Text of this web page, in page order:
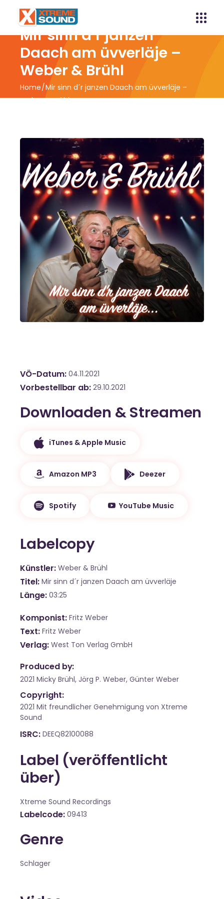
Mir sinn d´r janzen
Daach am üvverläje –
Weber & Brühl
Home Mir sinn d´r janzen Daach am üvverläje –
Weber & Brühl
VÖ-Datum 04.11.2021
Vorbestellbar ab 29.10.2021
Downloaden & Streamen
iTunes & Apple Music
Amazon MP3 Deezer
Spotify YouTube Music
Labelcopy
Künstler Weber & Brühl
Titel Mir sinn d´r janzen Daach am üvverläje
Länge 03:25
Komponist Fritz Weber
Text Fritz Weber
Verlag West Ton Verlag GmbH
Produced by:
2021 Micky Brühl, Jörg P. Weber, Günter Weber
Copyright:
2021 Mit freundlicher Genehmigung von Xtreme
Sound
ISRC DEEQ82100088
Label (veröffentlicht
über)
Xtreme Sound Recordings
Labelcode 09413
Genre
Schlager